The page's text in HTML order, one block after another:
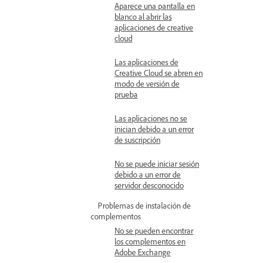
Aparece una pantalla en
blanco al abrir las
aplicaciones de creative
cloud
Las aplicaciones de
Creative Cloud se abren en
modo de versión de
prueba
Las aplicaciones no se
inician debido a un error
de suscripción
No se puede iniciar sesión
debido a un error de
servidor desconocido
Problemas de instalación de
complementos
No se pueden encontrar
los complementos en
Adobe Exchange